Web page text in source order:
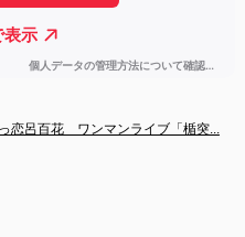
恋呂百花　ワンマンライブ「楯突...